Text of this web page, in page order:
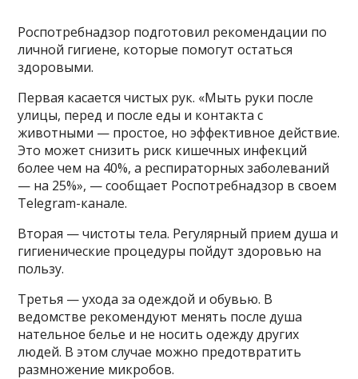
Роспотребнадзор подготовил рекомендации по
личной гигиене, которые помогут остаться
здоровыми.
Первая касается чистых рук. «Мыть руки после
улицы, перед и после еды и контакта с
животными — простое, но эффективное действие.
Это может снизить риск кишечных инфекций
более чем на 40%, а респираторных заболеваний
— на 25%», — сообщает Роспотребнадзор в своем
Telegram-канале.
Вторая — чистоты тела. Регулярный прием душа и
гигиенические процедуры пойдут здоровью на
пользу.
Третья — ухода за одеждой и обувью. В
ведомстве рекомендуют менять после душа
нательное белье и не носить одежду других
людей. В этом случае можно предотвратить
размножение микробов.